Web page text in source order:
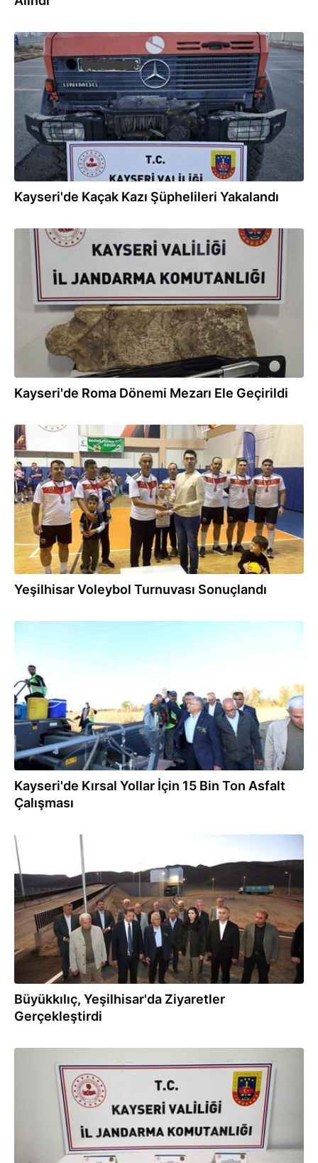
07.01.2026
Kayseri'de Kaçak Kazı Şüphelileri Yakalandı
19.12.2025
Kayseri'de Roma Dönemi Mezarı Ele Geçirildi
Yeşilhisar Voleybol Turnuvası Sonuçlandı
Kayseri'de Kırsal Yollar İçin 15 Bin Ton Asfalt
Çalışması
Büyükkılıç, Yeşilhisar'da Ziyaretler
Gerçekleştirdi
09.10.2025